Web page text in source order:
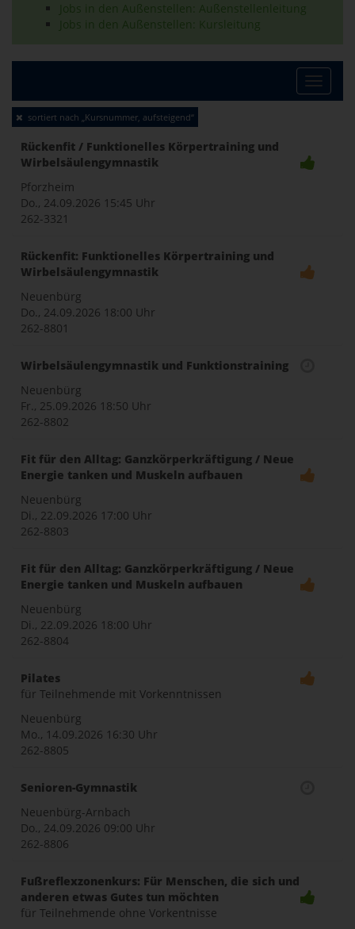
Jobs in den Außenstellen: Außenstellenleitung
Jobs in den Außenstellen: Kursleitung
Toggle
sortiert nach „Kursnummer, aufsteigend“
Rückenfit / Funktionelles Körpertraining und
Wirbelsäulengymnastik
Pforzheim
Do., 24.09.2026 15:45 Uhr
262-3321
Rückenfit: Funktionelles Körpertraining und
Wirbelsäulengymnastik
Neuenbürg
Do., 24.09.2026 18:00 Uhr
262-8801
Wirbelsäulengymnastik und Funktionstraining
Neuenbürg
Fr., 25.09.2026 18:50 Uhr
262-8802
Fit für den Alltag: Ganzkörperkräftigung / Neue
Energie tanken und Muskeln aufbauen
Neuenbürg
Di., 22.09.2026 17:00 Uhr
262-8803
Fit für den Alltag: Ganzkörperkräftigung / Neue
Energie tanken und Muskeln aufbauen
Neuenbürg
Di., 22.09.2026 18:00 Uhr
262-8804
Pilates
für Teilnehmende mit Vorkenntnissen
Neuenbürg
Mo., 14.09.2026 16:30 Uhr
262-8805
Senioren-Gymnastik
Neuenbürg-Arnbach
Do., 24.09.2026 09:00 Uhr
262-8806
Fußreflexzonenkurs: Für Menschen, die sich und
anderen etwas Gutes tun möchten
für Teilnehmende ohne Vorkentnisse